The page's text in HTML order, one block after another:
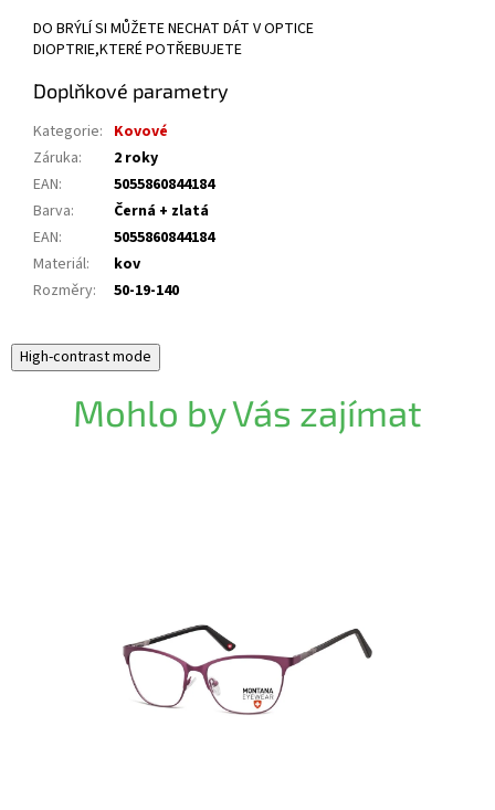
DO BRÝLÍ SI MŮŽETE NECHAT DÁT V OPTICE
DIOPTRIE,KTERÉ POTŘEBUJETE
Doplňkové parametry
Kategorie: Kovové
Záruka:
2 roky
EAN:
5055860844184
Barva:
Černá + zlatá
EAN:
5055860844184
Materiál:
kov
Rozměry: 50-19-140
High-contrast mode
Mohlo by Vás zajímat